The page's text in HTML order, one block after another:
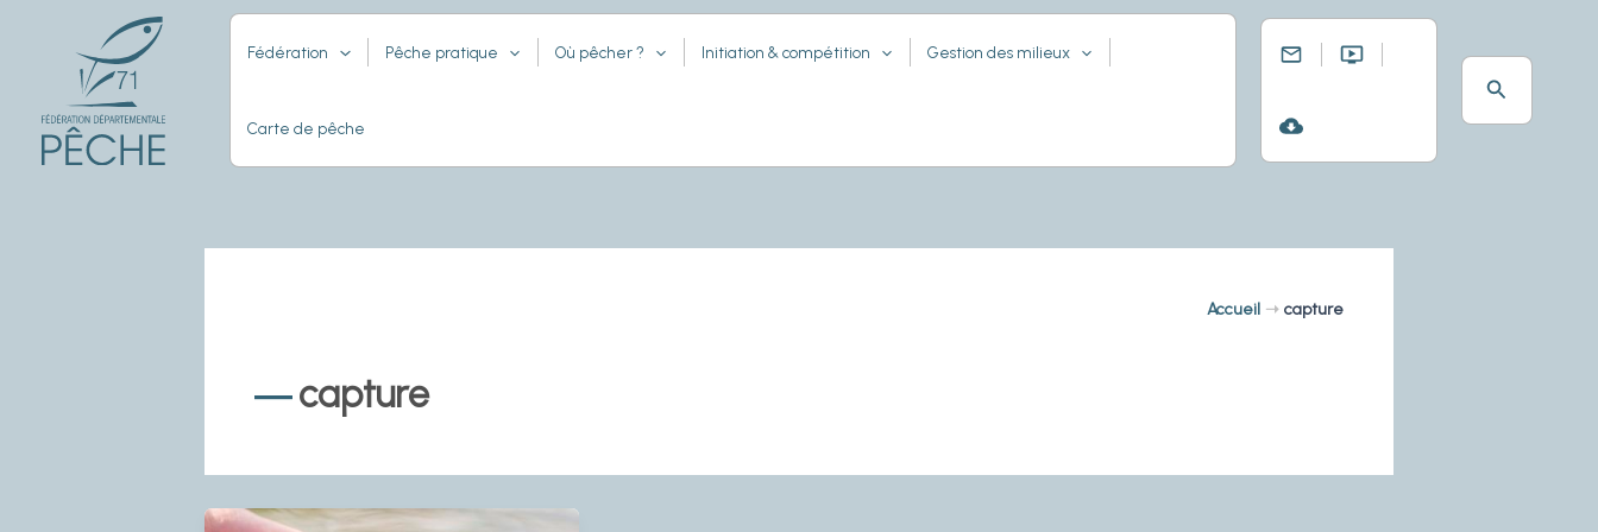
Fédération Pêche pratique Où pêcher ? Initiation & compétition Gestion des milieux
Carte de pêche
Rechercher
Accueil capture
capture